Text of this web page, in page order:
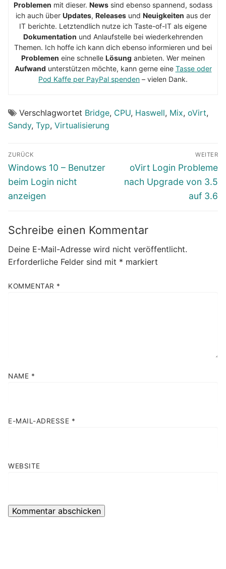
Problemen mit dieser. News sind ebenso spannend, sodass
ich auch über Updates, Releasesund Neuigkeiten aus der
IT berichte. Letztendlich nutze ich Taste-of-IT als eigene
Dokumentation und Anlaufstelle bei wiederkehrenden
Themen. Ich hoffe ich kann dich ebenso informieren und bei
Problemen eine schnelle Lösung anbieten. Wer meinen
Aufwand unterstützen möchte, kann gerne eine Tasse oder
Pod Kaffe per PayPal spenden – vielen Dank.
Verschlagwortet Bridge, CPU, Haswell, Mix, oVirt,
Sandy, Typ, Virtualisierung
Beitragsnavigation
ZURÜCK
Vorheriger
Beitrag:
Windows 10 – Benutzer
beim Login nicht
anzeigen
WEITER
Nächster
Beitrag:
oVirt Login Probleme
nach Upgrade von 3.5
auf 3.6
Schreibe einen Kommentar
Deine E-Mail-Adresse wird nicht veröffentlicht.
Erforderliche Felder sind mit * markiert
KOMMENTAR *
NAME *
E-MAIL-ADRESSE *
WEBSITE